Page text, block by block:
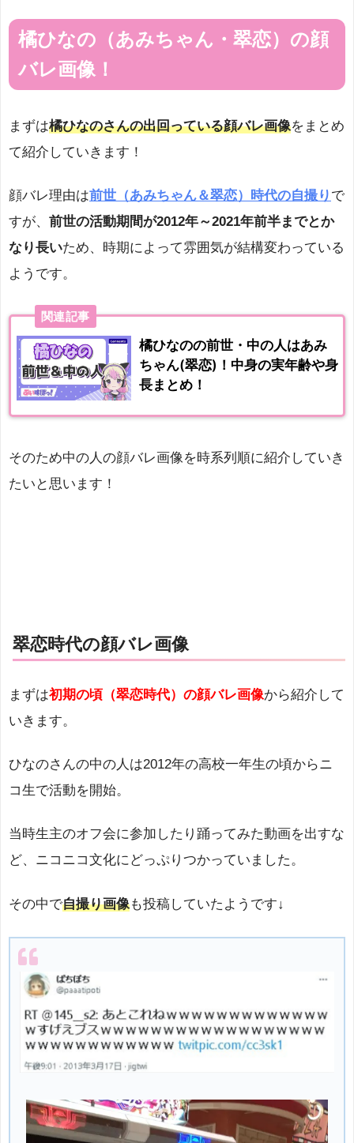
橘ひなの（あみちゃん・翠恋）の顔
バレ画像！
まずは橘ひなのさんの出回っている顔バレ画像をまとめ
て紹介していきます！
顔バレ理由は前世（あみちゃん＆翠恋）時代の自撮り で
すが、 前世の活動期間が2012年～2021年前半までとか
なり長いため、時期によって雰囲気が結構変わっている
ようです。
関連記事
橘ひなのの前世・中の人はあみ
ちゃん(翠恋)！中身の実年齢や身
長まとめ！
そのため中の人の顔バレ画像を時系列順に紹介していき
たいと思います！
翠恋時代の顔バレ画像
まずは初期の頃（翠恋時代）の顔バレ画像から紹介して
いきます。
ひなのさんの中の人は2012年の高校一年生の頃からニ
コ生で活動を開始。
当時生主のオフ会に参加したり踊ってみた動画を出すな
ど、ニコニコ文化にどっぷりつかっていました。
その中で自撮り画像も投稿していたようです↓